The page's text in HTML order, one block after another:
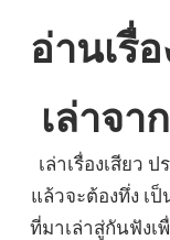
อ่านเรื่
เล่าจา
เล่าเรื่องเสียว
แล้วจะต้องทึ่ง เ
ที่มาเล่าสู่กันฟังเ